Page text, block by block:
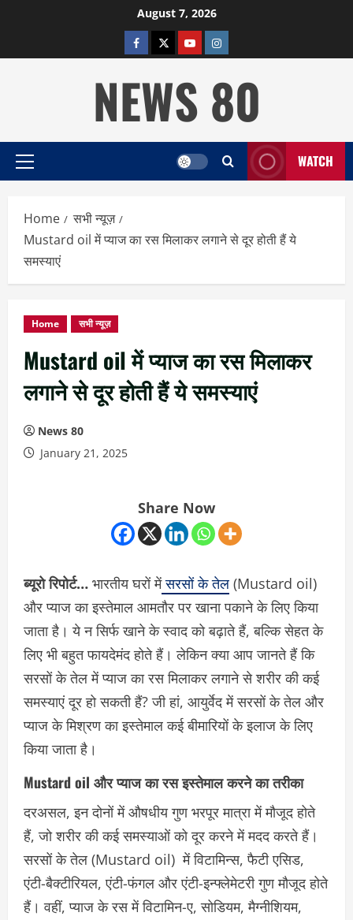
August 7, 2026
facebooktwitterYOUTUBE
instagram
NEWS 80
Primary
WATCH
Home
सभी न्यूज़
Mustard oil में प्याज का रस मिलाकर लगाने से दूर होती हैं ये
समस्याएं
Home सभी न्यूज़
Mustard oil में प्याज का रस मिलाकर
लगाने से दूर होती हैं ये समस्याएं
News 80
January 21, 2025
Share Now
ब्यूरो रिपोर्ट… भारतीय घरों मेंसरसों के तेल (Mustard oil)
और प्याज का इस्तेमाल आमतौर पर खाना पकाने के लिए किया
जाता है। ये न सिर्फ खाने के स्वाद को बढ़ाते हैं, बल्कि सेहत के
लिए भी बहुत फायदेमंद होते हैं। लेकिन क्या आप जानते हैं कि
सरसों के तेल में प्याज का रस मिलाकर लगाने से शरीर की कई
समस्याएं दूर हो सकती हैं? जी हां, आयुर्वेद में सरसों के तेल और
प्याज के मिश्रण का इस्तेमाल कई बीमारियों के इलाज के लिए
किया जाता है।
Mustard oil और प्याज का रस इस्तेमाल करने का तरीका
दरअसल, इन दोनों में औषधीय गुण भरपूर मात्रा में मौजूद होते
हैं, जो शरीर की कई समस्याओं को दूर करने में मदद करते हैं।
सरसों के तेल (Mustard oil) में विटामिन्स, फैटी एसिड,
एंटी-बैक्टीरियल, एंटी-फंगल और एंटी-इन्फ्लेमेटरी गुण मौजूद होते
हैं। वहीं, प्याज के रस में विटामिन-ए, सोडियम, मैग्नीशियम,